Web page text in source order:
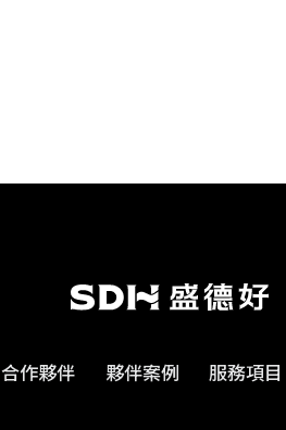
合作夥伴 夥伴案例 服務項目